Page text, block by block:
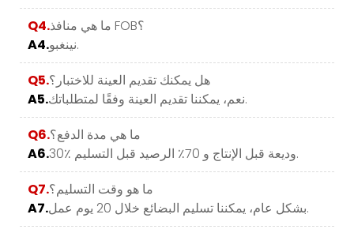
Q4.
ما هي منافذ FOB؟
A4.
نينغبو.
Q5.هل يمكنك تقديم العينة للاختبار؟
A5.
نعم، يمكننا تقديم العينة وفقًا لمتطلباتك.
Q6.ما هي مدة الدفع؟
A6.
30٪ وديعة قبل الإنتاج و 70٪ الرصيد قبل التسليم.
Q7.ما هو وقت التسليم؟
A7.
بشكل عام، يمكننا تسليم البضائع خلال 20 يوم عمل.